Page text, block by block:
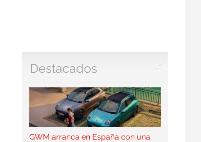
Destacados
GWM arranca en España con una